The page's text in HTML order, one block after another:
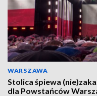
WARSZAWA
Stolica śpiewa
dla Powstańców